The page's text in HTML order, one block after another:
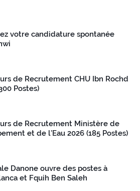
votre candidature spontanée
de Recrutement CHU Ibn Rochd
Postes)
de Recrutement Ministère de
et de l’Eau 2026 (185 Postes)
Danone ouvre des postes à
et Fquih Ben Saleh